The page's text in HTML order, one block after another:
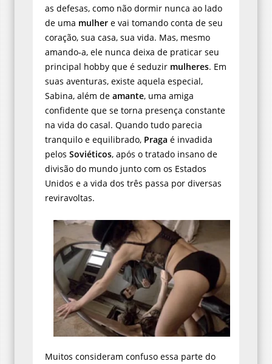
as defesas, como não dormir nunca ao lado
de uma mulher e vai tomando conta de seu
coração, sua casa, sua vida. Mas, mesmo
amando-a, ele nunca deixa de praticar seu
principal hobby que é seduzir mulheres. Em
suas aventuras, existe aquela especial,
Sabina, além de amante, uma amiga
confidente que se torna presença constante
na vida do casal. Quando tudo parecia
tranquilo e equilibrado, Praga é invadida
pelos Soviéticos, após o tratado insano de
divisão do mundo junto com os Estados
Unidos e a vida dos três passa por diversas
reviravoltas.
Muitos consideram confuso essa parte do